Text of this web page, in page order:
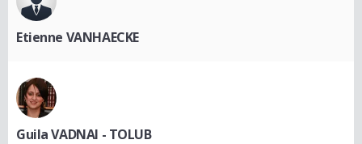
Etienne VANHAECKE
Guila VADNAI - TOLUB